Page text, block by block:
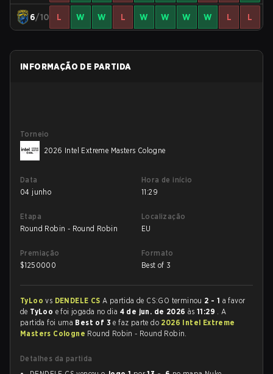
6/10 L W W L W W W W L L
INFORMAÇÃO DE PARTIDA
Torneio
2026 Intel Extreme Masters Cologne
Data
04 junho
Hora de início
11:29
Etapa
Round Robin - Round Robin
Localização
EU
Premiação
$1250000
Formato
Best of 3
TyLoovs DENDELE CSA partida de CS:GO terminou 2 - 1 a favor
de TyLoo e foi jogada no dia 4 de jun. de 2026 às11:29 . A
partida foi uma Best of 3e faz parte do 2026 Intel Extreme
Masters Cologne Round Robin - Round Robin.
Detalhes da partida